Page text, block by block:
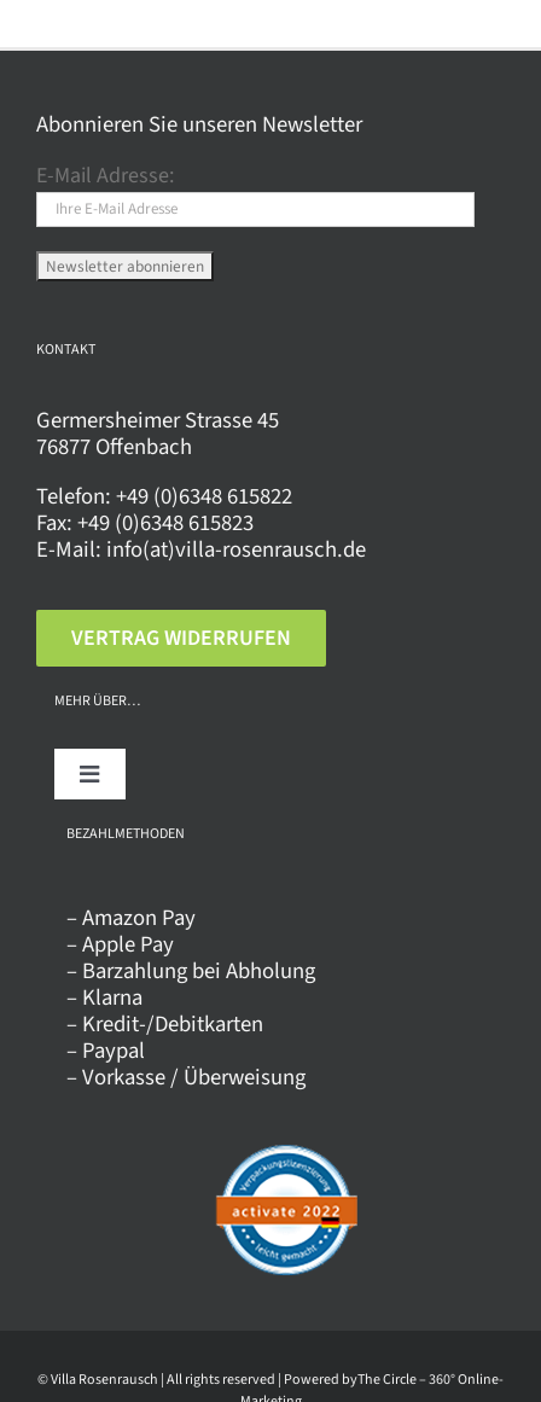
Abonnieren Sie unseren Newsletter
E-Mail Adresse:
KONTAKT
Germersheimer Strasse 45
76877 Offenbach
Telefon:+49 (0)6348 615822
Fax:+49 (0)6348 615823
E-Mail: info(at)villa-rosenrausch.de
VERTRAG WIDERRUFEN
MEHR ÜBER…
Toggle
Über uns
Kontakt
Versandkosten
Datenschutz
BEZAHLMETHODEN
– Amazon Pay
– Apple Pay
– Barzahlung bei Abholung
– Klarna
– Kredit-/Debitkarten
– Paypal
– Vorkasse / Überweisung
© Villa Rosenrausch | All rights reserved | Powered byThe Circle – 360° Online-